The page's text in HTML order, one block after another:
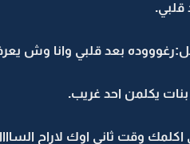
بعد قلبي وانا وش
يكلمن احد غريب.
وقت ثاني اوك لاراح